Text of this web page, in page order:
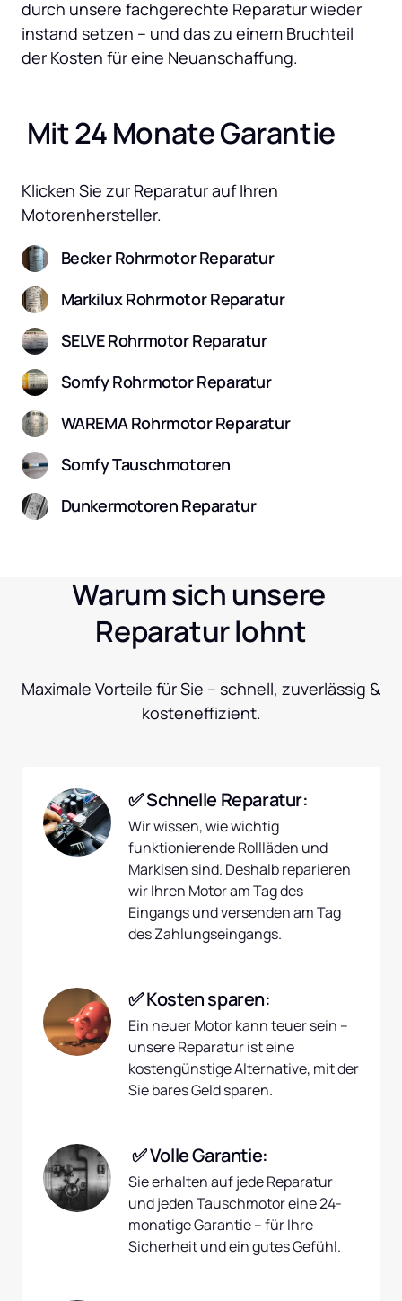
durch unsere fachgerechte Reparatur wieder
instand setzen – und das zu einem Bruchteil
der Kosten für eine Neuanschaffung.
Mit 24 Monate Garantie
Klicken Sie zur Reparatur auf Ihren
Motorenhersteller.
Becker Rohrmotor Reparatur
Markilux Rohrmotor Reparatur
SELVE Rohrmotor Reparatur
Somfy Rohrmotor Reparatur
WAREMA Rohrmotor Reparatur
Somfy Tauschmotoren
Dunkermotoren Reparatur
Warum sich unsere
Reparatur lohnt
Maximale Vorteile für Sie – schnell, zuverlässig &
kosteneffizient.
✅ Schnelle Reparatur:
Wir wissen, wie wichtig
funktionierende Rollläden und
Markisen sind. Deshalb reparieren
wir Ihren Motor am Tag des
Eingangs und versenden am Tag
des Zahlungseingangs.
✅ Kosten sparen:
Ein neuer Motor kann teuer sein –
unsere Reparatur ist eine
kostengünstige Alternative, mit der
Sie bares Geld sparen.
✅ Volle Garantie:
Sie erhalten auf jede Reparatur
und jeden Tauschmotor eine 24-
monatige Garantie – für Ihre
Sicherheit und ein gutes Gefühl.